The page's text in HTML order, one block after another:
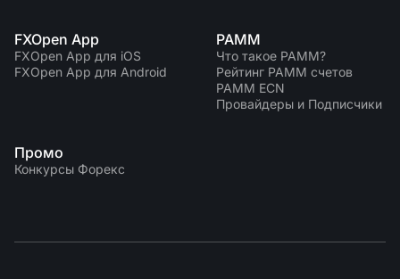
FXOpen App
FXOpen App для iOS
FXOpen App для Android
PAMM
Что такое PAMM?
Рейтинг PAMM счетов
PAMM ECN
Провайдеры и Подписчики
Промо
Конкурсы Форекс